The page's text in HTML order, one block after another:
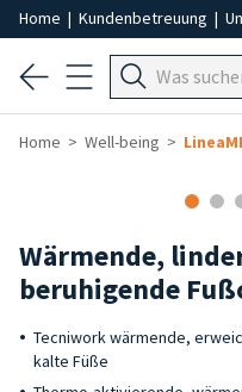
Home | Kundenbetreuung |
Home Well-being
Wärmende,
beruhigende
Tecniwork wärmende,
kalte Füße